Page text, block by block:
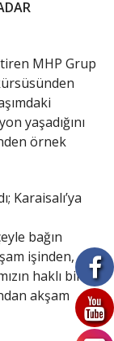
MHP Grup
yaşadığını
örnek
Karaisalı’ya
bağın
işinden,
haklı bir
akşam